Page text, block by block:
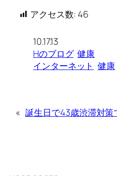
アクセス数: 46
10.17.13
Hのブログ 健康
インターネット 健康
« 誕生日で43歳渋滞対策